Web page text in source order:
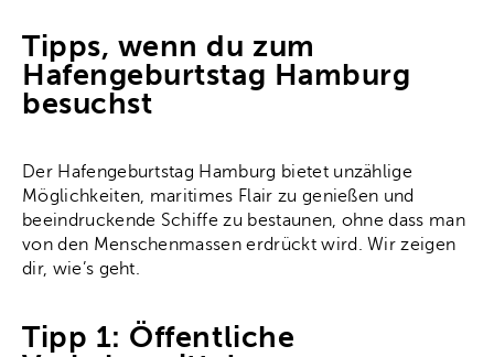
Tipps, wenn du zum
Hafengeburtstag Hamburg
besuchst
Der Hafengeburtstag Hamburg bietet unzählige
Möglichkeiten, maritimes Flair zu genießen und
beeindruckende Schiffe zu bestaunen, ohne dass man
von den Menschenmassen erdrückt wird. Wir zeigen
dir, wie’s geht.
Tipp 1: Öffentliche